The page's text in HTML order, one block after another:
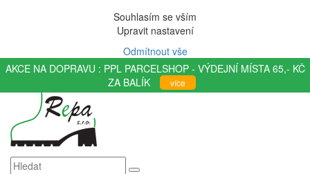
Souhlasím se vším
Upravit nastavení
Odmítnout vše
AKCE NA DOPRAVU : PPL PARCELSHOP - VÝDEJNÍ MÍSTA 65,- KČ
ZA BALÍK
více